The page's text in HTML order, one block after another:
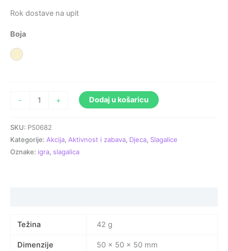
Rok dostave na upit
Boja
Prirodna
- + Dodaj u košaricu
SKU: PS0682
Kategorije: Akcija, Aktivnost i zabava, Djeca, Slagalice
Oznake: igra, slagalica
Težina 42 g
Dimenzije 50 × 50 × 50 mm